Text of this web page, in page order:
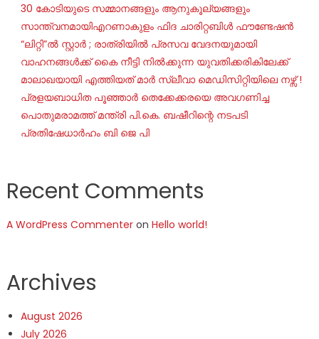
30 കോടിയുടെ സമ്മാനങ്ങളും ആനുകൂല്യങ്ങളും
സാന്ത്വനമായിഎറണാകുളം ഫിദ ചാരിറ്റബിൾ ഫൗണ്ടേഷൻ
“ലിറ്റി”ൽ സ്റ്റാർ ; രാത്രിയിൽ പ്രസവ വേദനയുമായി
വാഹനങ്ങൾക്ക് കൈ നീട്ടി നിൽക്കുന്ന യുവതിക്കരികിലേക്ക്
മാലാഖയായി എത്തിയത് മാർ സ്ലീവാ മെഡിസിറ്റിയിലെ നഴ്സ് !
പ്രളയബാധിത പൂഞ്ഞാർ തെക്കേക്കരയെ അവഗണിച്ച
പൊതുമരാമത്ത് മന്ത്രി പി.കെ. ബഷീറിന്റെ നടപടി
പ്രതിഷേധാർഹം ബി ജെ പി
Recent Comments
A WordPress Commenteron Hello world!
Archives
August 2026
July 2026